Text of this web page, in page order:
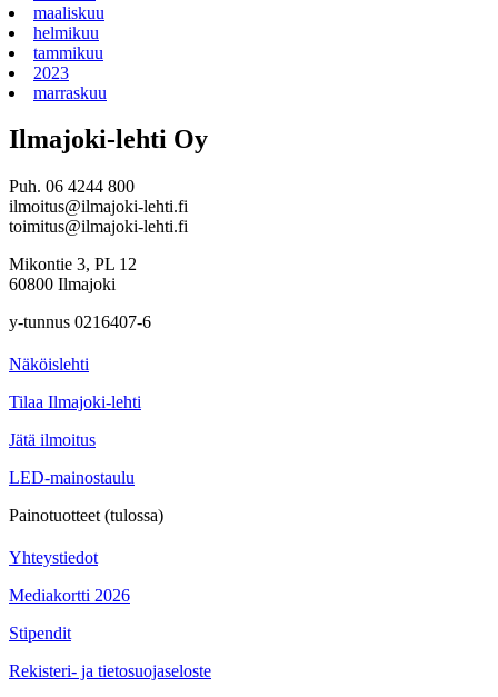
maaliskuu
helmikuu
tammikuu
2023
marraskuu
Ilmajoki-lehti Oy
Puh. 06 4244 800
ilmoitus@ilmajoki-lehti.fi
toimitus@ilmajoki-lehti.fi
Mikontie 3, PL 12
60800 Ilmajoki
y-tunnus 0216407-6
Näköislehti
Tilaa Ilmajoki-lehti
Jätä ilmoitus
LED-mainostaulu
Painotuotteet (tulossa)
Yhteystiedot
Mediakortti 2026
Stipendit
Rekisteri- ja tietosuojaseloste